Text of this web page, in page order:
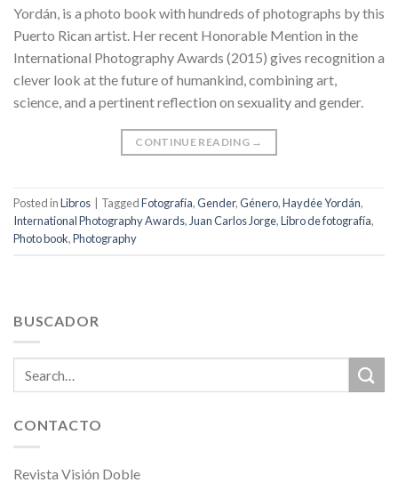
Yordán, is a photo book with hundreds of photographs by this
Puerto Rican artist. Her recent Honorable Mention in the
International Photography Awards (2015) gives recognition a
clever look at the future of humankind, combining art,
science, and a pertinent reflection on sexuality and gender.
CONTINUE READING →
Posted inLibros TaggedFotografía,Gender,Género,Haydée Yordán,
International Photography Awards, Juan Carlos Jorge,Libro de fotografía,
Photo book,Photography
BUSCADOR
CONTACTO
Revista Visión Doble